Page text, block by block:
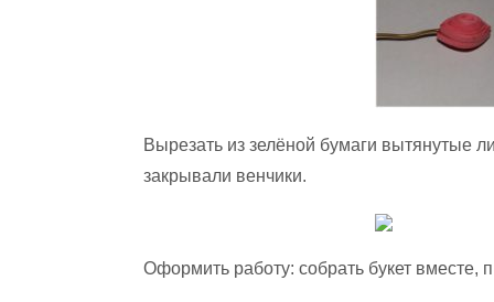
Вырезать из зелёной бумаги вытянутые
закрывали венчики.
Оформить работу: собрать букет вместе,